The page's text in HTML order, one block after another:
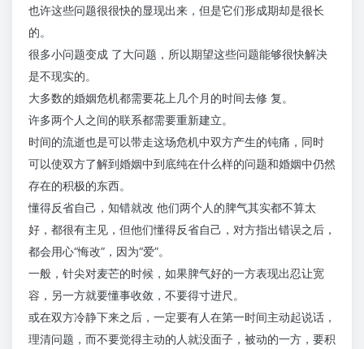
也许这些问题很很快的显现出来，但是它们形成期却是很长
的。
很多小问题变成 了大问题，所以期望这些问题能够很快解决
是不现实的。
大多数的婚姻危机都需要花上几个月的时间去修 复。
许多两个人之间的联系都需要重新建立。
时间的流逝也是可以带走这场危机中双方产生的钝痛，同时
可以使双方了解到婚姻中到底纯在什么样的问题和婚姻中仍然
存在的积极的东西。
懂得反省自己，知错就改 他们两个人的脾气其实都不算太
好，都很有主见，但他们懂得反省自己，对方指出错误之后，
都会用心“悔改”，因为“爱”。
一般，针尖对麦芒的时候，如果脾气好的一方表现出忍让宽
容，另一方就要懂事收敛，不要得寸进尺。
或在双方冷静下来之后，一定要有人在第一时间主动起说话，
理清问题，而不要觉得主动的人就没面子，被动的一方，要积